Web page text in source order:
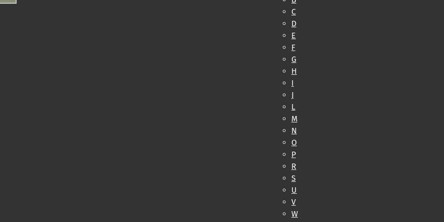
C
D
E
F
G
H
I
J
L
M
N
O
P
R
S
U
V
W